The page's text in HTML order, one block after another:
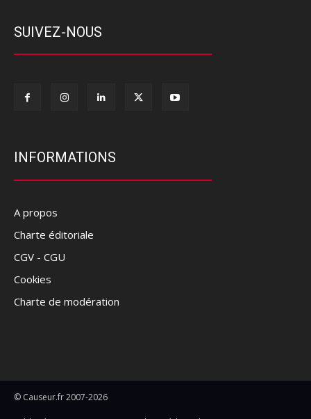
SUIVEZ-NOUS
INFORMATIONS
A propos
Charte éditoriale
CGV - CGU
Cookies
Charte de modération
© Causeur.fr 2007-2026